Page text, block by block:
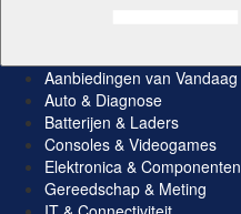
Aanbiedingen van Vandaag
Auto & Diagnose
Batterijen & Laders
Consoles & Videogames
Elektronica & Componenten
Gereedschap & Meting